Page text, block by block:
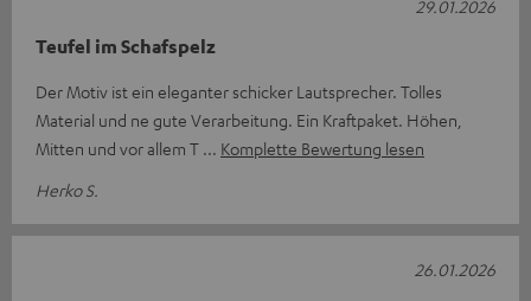
Teufel im Schafspelz
Der Motiv ist ein eleganter schicker Lautsprecher. Tolles
Material und ne gute Verarbeitung. Ein Kraftpaket. Höhen,
Mitten und vor allem T
Komplette Bewertung lesen
Herko S.
29.01.2026
26.01.2026